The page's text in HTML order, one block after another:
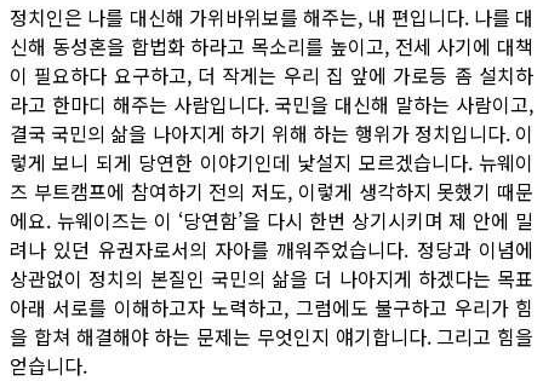
정치인은 나를 대신해 가위바위보를 해주는, 내 편입니다. 나를 대
신해 동성혼을 합법화 하라고 목소리를 높이고, 전세 사기에 대책
이 필요하다 요구하고, 더 작게는 우리 집 앞에 가로등 좀 설치하
라고 한마디 해주는 사람입니다. 국민을 대신해 말하는 사람이고,
결국 국민의 삶을 나아지게 하기 위해 하는 행위가 정치입니다. 이
렇게 보니 되게 당연한 이야기인데 낯설지 모르겠습니다. 뉴웨이
즈 부트캠프에 참여하기 전의 저도, 이렇게 생각하지 못했기 때문
에요. 뉴웨이즈는 이 ‘당연함’을 다시 한번 상기시키며 제 안에 밀
려나 있던 유권자로서의 자아를 깨워주었습니다. 정당과 이념에
상관없이 정치의 본질인 국민의 삶을 더 나아지게 하겠다는 목표
아래 서로를 이해하고자 노력하고, 그럼에도 불구하고 우리가 힘
을 합쳐 해결해야 하는 문제는 무엇인지 얘기합니다. 그리고 힘을
얻습니다.